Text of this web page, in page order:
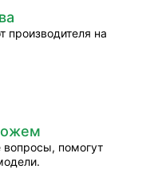
производителя на
вопросы, помогут